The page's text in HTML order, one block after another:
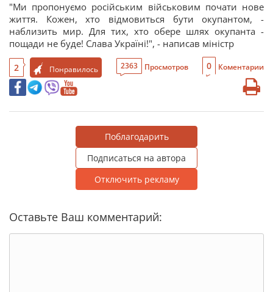
"Ми пропонуємо російським військовим почати нове
життя. Кожен, хто відмовиться бути окупантом, -
наблизить мир. Для тих, хто обере шлях окупанта -
пощади не буде! Слава Україні!", - написав міністр
2 Понравилось 2363 Просмотров 0 Коментарии
Поблагодарить
Подписаться на автора
Отключить рекламу
Оставьте Ваш комментарий: